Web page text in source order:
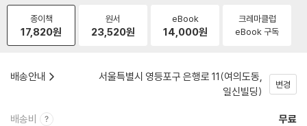
종이책
17,820원
원서
23,520원
eBook
14,000원
크레마클럽
eBook 구독
배송안내
서울특별시 영등포구 은행로 11(여의도동,
일신빌딩)
변경
배송비 무료